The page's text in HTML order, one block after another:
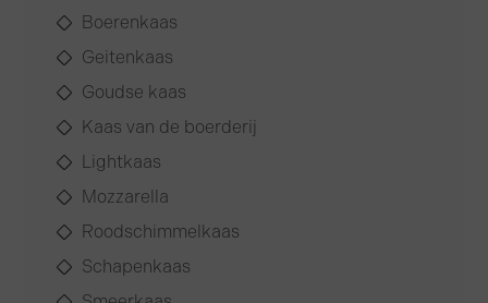
Boerenkaas
Geitenkaas
Goudse kaas
Kaas van de boerderij
Lightkaas
Mozzarella
Roodschimmelkaas
Schapenkaas